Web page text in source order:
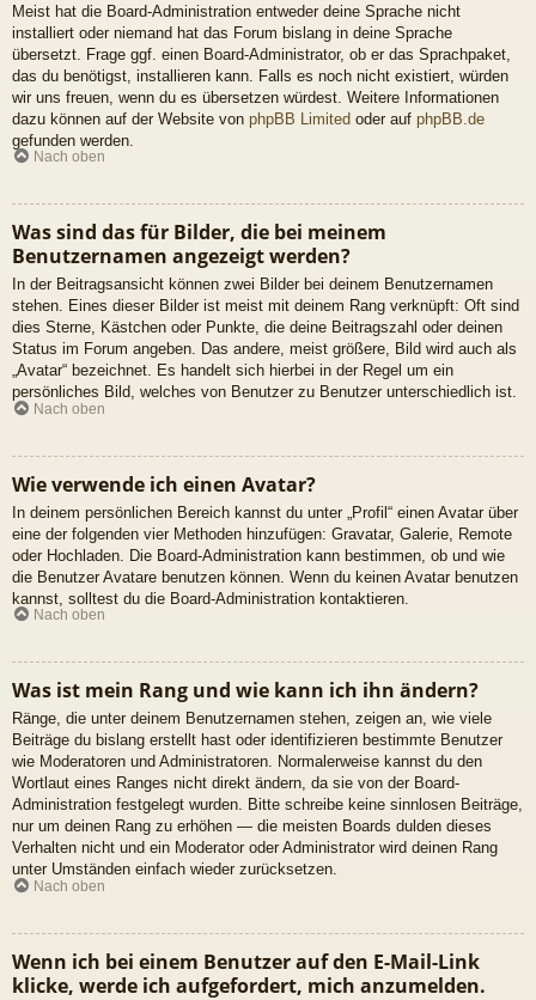
Meist hat die Board-Administration entweder deine Sprache nicht
installiert oder niemand hat das Forum bislang in deine Sprache
übersetzt. Frage ggf. einen Board-Administrator, ob er das Sprachpaket,
das du benötigst, installieren kann. Falls es noch nicht existiert, würden
wir uns freuen, wenn du es übersetzen würdest. Weitere Informationen
dazu können auf der Website von phpBB Limited oder auf phpBB.de
gefunden werden.
Nach oben
Was sind das für Bilder, die bei meinem
Benutzernamen angezeigt werden?
In der Beitragsansicht können zwei Bilder bei deinem Benutzernamen
stehen. Eines dieser Bilder ist meist mit deinem Rang verknüpft: Oft sind
dies Sterne, Kästchen oder Punkte, die deine Beitragszahl oder deinen
Status im Forum angeben. Das andere, meist größere, Bild wird auch als
„Avatar“ bezeichnet. Es handelt sich hierbei in der Regel um ein
persönliches Bild, welches von Benutzer zu Benutzer unterschiedlich ist.
Nach oben
Wie verwende ich einen Avatar?
In deinem persönlichen Bereich kannst du unter „Profil“ einen Avatar über
eine der folgenden vier Methoden hinzufügen: Gravatar, Galerie, Remote
oder Hochladen. Die Board-Administration kann bestimmen, ob und wie
die Benutzer Avatare benutzen können. Wenn du keinen Avatar benutzen
kannst, solltest du die Board-Administration kontaktieren.
Nach oben
Was ist mein Rang und wie kann ich ihn ändern?
Ränge, die unter deinem Benutzernamen stehen, zeigen an, wie viele
Beiträge du bislang erstellt hast oder identifizieren bestimmte Benutzer
wie Moderatoren und Administratoren. Normalerweise kannst du den
Wortlaut eines Ranges nicht direkt ändern, da sie von der Board-
Administration festgelegt wurden. Bitte schreibe keine sinnlosen Beiträge,
nur um deinen Rang zu erhöhen — die meisten Boards dulden dieses
Verhalten nicht und ein Moderator oder Administrator wird deinen Rang
unter Umständen einfach wieder zurücksetzen.
Nach oben
Wenn ich bei einem Benutzer auf den E-Mail-Link
klicke, werde ich aufgefordert, mich anzumelden.